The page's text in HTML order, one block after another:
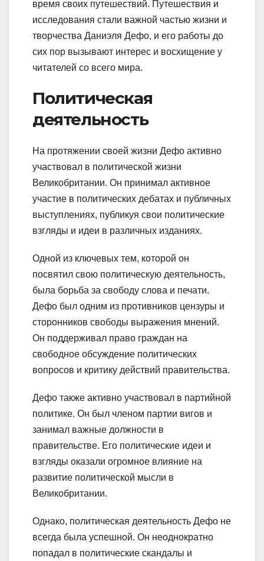
время своих путешествий. Путешествия и
исследования стали важной частью жизни и
творчества Даниэля Дефо, и его работы до
сих пор вызывают интерес и восхищение у
читателей со всего мира.
Политическая
деятельность
На протяжении своей жизни Дефо активно
участвовал в политической жизни
Великобритании. Он принимал активное
участие в политических дебатах и публичных
выступлениях, публикуя свои политические
взгляды и идеи в различных изданиях.
Одной из ключевых тем, которой он
посвятил свою политическую деятельность,
была борьба за свободу слова и печати.
Дефо был одним из противников цензуры и
сторонников свободы выражения мнений.
Он поддерживал право граждан на
свободное обсуждение политических
вопросов и критику действий правительства.
Дефо также активно участвовал в партийной
политике. Он был членом партии вигов и
занимал важные должности в
правительстве. Его политические идеи и
взгляды оказали огромное влияние на
развитие политической мысли в
Великобритании.
Однако, политическая деятельность Дефо не
всегда была успешной. Он неоднократно
попадал в политические скандалы и